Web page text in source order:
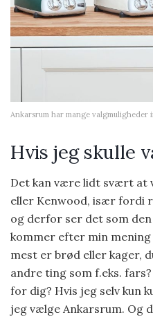
Ankarsrum har mange valgmuligheder
Hvis jeg skulle
Det kan være lidt svært at
eller Kenwood, især fordi
og derfor ser det som
kommer efter min
mest er brød eller kager,
andre ting som f.eks.
for dig? Hvis jeg selv kun
jeg vælge Ankarsrum. Og